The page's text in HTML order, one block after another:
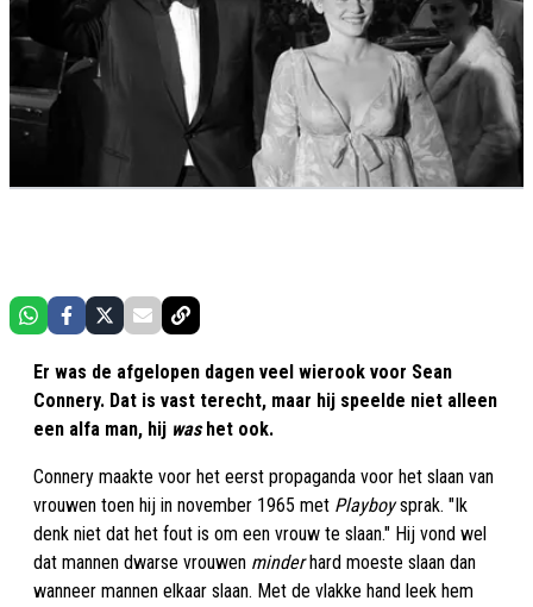
Er was de afgelopen dagen veel wierook voor Sean
Connery. Dat is vast terecht, maar hij speelde niet alleen
een alfa man, hij washet ook.
Connery maakte voor het eerst propaganda voor het slaan van
vrouwen toen hij in november 1965 met Playboysprak. "Ik
denk niet dat het fout is om een vrouw te slaan." Hij vond wel
dat mannen dwarse vrouwen minderhard moeste slaan dan
wanneer mannen elkaar slaan. Met de vlakke hand leek hem